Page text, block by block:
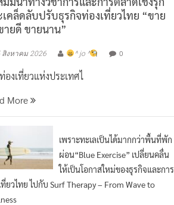
เคล็ดลับปรับธุรกิจท่องเที่ยวไทย “ขาย
ายดี ขายนาน”
สิงหาคม 2026 ^ jo ^ 0
องเที่ยวแห่งประเทศไ
More
เพราะทะเลเป็นได้มากกว่าพื้นที่พัก
ผ่อน“Blue Exercise” เปลี่ยนคลื่น
ให้เป็นโอกาสใหม่ของธุรกิจและการ
ที่ยวไทย ไปกับ Surf Therapy – From Wave to